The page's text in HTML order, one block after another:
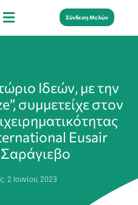
Σύνδεση Μελών
Ιδεών, με την
συμμετείχε στον
Eusair
2 Ιουνίου, 2023